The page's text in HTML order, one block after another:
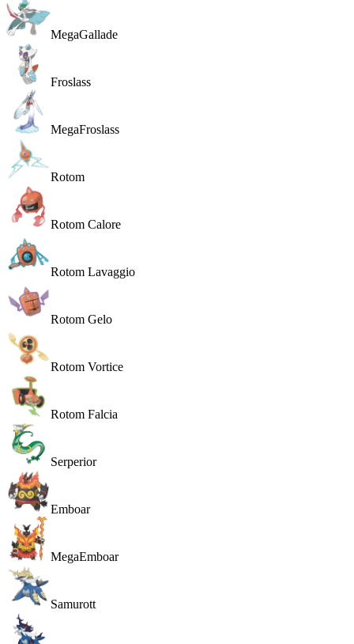
MegaGallade
Froslass
MegaFroslass
Rotom
Rotom Calore
Rotom Lavaggio
Rotom Gelo
Rotom Vortice
Rotom Falcia
Serperior
Emboar
MegaEmboar
Samurott